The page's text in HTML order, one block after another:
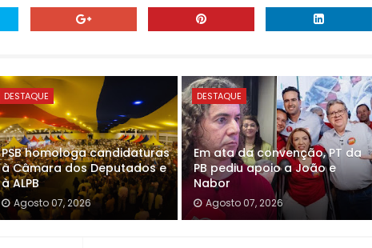
DESTAQUE
PSB homologa candidaturas
à Câmara dos Deputados e
à ALPB
Agosto 07, 2026
DESTAQUE
Em ata da convenção, PT da
PB pediu apoio a João e
Nabor
Agosto 07, 2026